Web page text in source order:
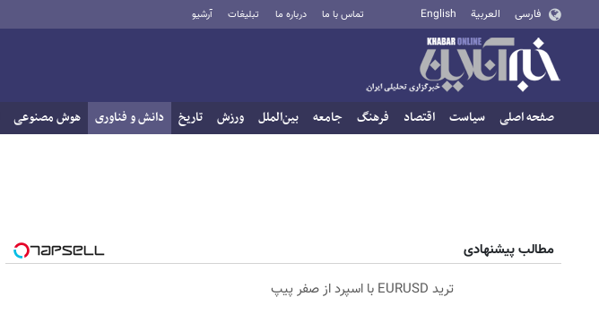
فارسی العربية English تماس با ما درباره ما تبلیغات آرشیو
صفحه اصلی سیاست اقتصاد فرهنگ جامعه بین‌الملل ورزش تاریخ دانش و فناوری هوش مصنوعی
مطالب پیشنهادی
ترید EURUSD با اسپرد از صفر پیپ